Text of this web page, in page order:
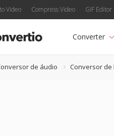
Video Compress Video GIF Editor
Converter
de áudio Conversor de